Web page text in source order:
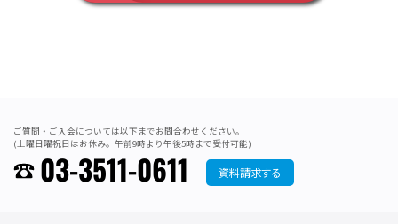
ご質問・ご入会については以下までお問合わせください。
(土曜日曜祝日はお休み。午前9時より午後5時まで受付可能)
03-3511-0611 資料請求する